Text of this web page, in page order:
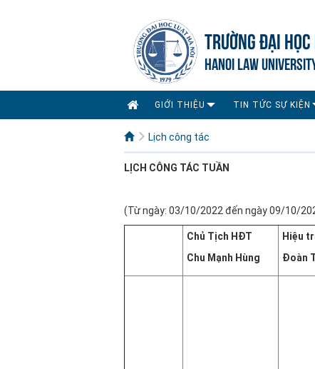
TRƯỜNG ĐẠI
HANOI LAW
GIỚI THIỆU TIN TỨC SỰ KIỆN
Lịch công tác
LỊCH CÔNG TÁC TUẦN
(Từ ngày: 03/10/2022 đến ngày 09/10/
Chủ Tịch HĐT
Chu Mạnh Hùng
Hiệu
Đoàn